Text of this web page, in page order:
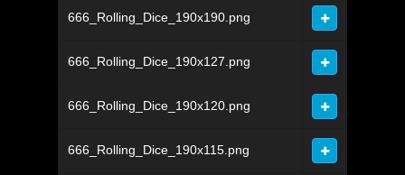
666_Rolling_Dice_190x190.png
666_Rolling_Dice_190x127.png
666_Rolling_Dice_190x120.png
666_Rolling_Dice_190x115.png